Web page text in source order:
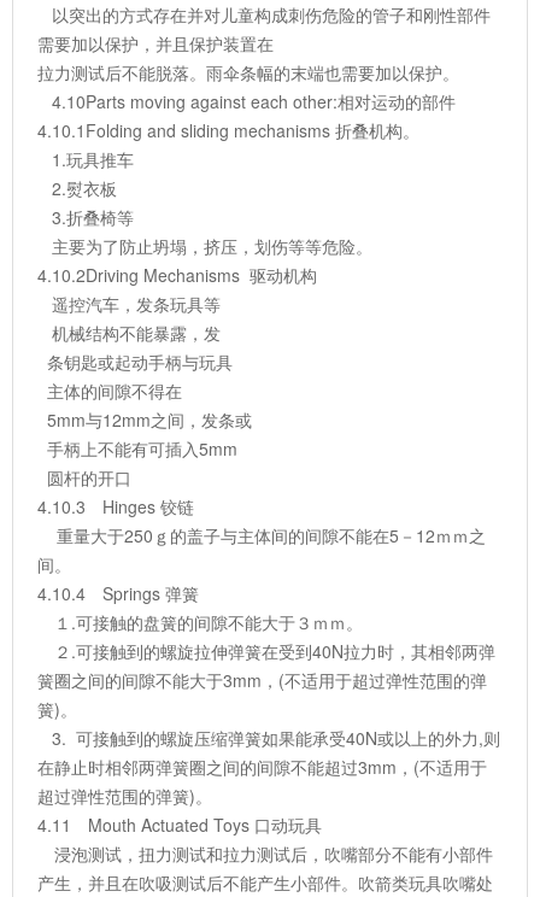
以突出的方式存在并对儿童构成刺伤危险的管子和刚性部件
需要加以保护，并且保护装置在
拉力测试后不能脱落。雨伞条幅的末端也需要加以保护。
4.10Parts moving against each other:相对运动的部件
4.10.1Folding and sliding mechanisms 折叠机构。
1.玩具推车
2.熨衣板
3.折叠椅等
主要为了防止坍塌，挤压，划伤等等危险。
4.10.2Driving Mechanisms 驱动机构
遥控汽车，发条玩具等
机械结构不能暴露，发
条钥匙或起动手柄与玩具
主体的间隙不得在
5mm与12mm之间，发条或
手柄上不能有可插入5mm
圆杆的开口
4.10.3 Hinges 铰链
重量大于250ｇ的盖子与主体间的间隙不能在5－12ｍｍ之
间。
4.10.4 Springs 弹簧
１.可接触的盘簧的间隙不能大于３ｍｍ。
２.可接触到的螺旋拉伸弹簧在受到40N拉力时，其相邻两弹
簧圈之间的间隙不能大于3mm，(不适用于超过弹性范围的弹
簧)。
3. 可接触到的螺旋压缩弹簧如果能承受40N或以上的外力,则
在静止时相邻两弹簧圈之间的间隙不能超过3mm，(不适用于
超过弹性范围的弹簧)。
4.11 Mouth Actuated Toys 口动玩具
浸泡测试，扭力测试和拉力测试后，吹嘴部分不能有小部件
产生，并且在吹吸测试后不能产生小部件。吹箭类玩具吹嘴处